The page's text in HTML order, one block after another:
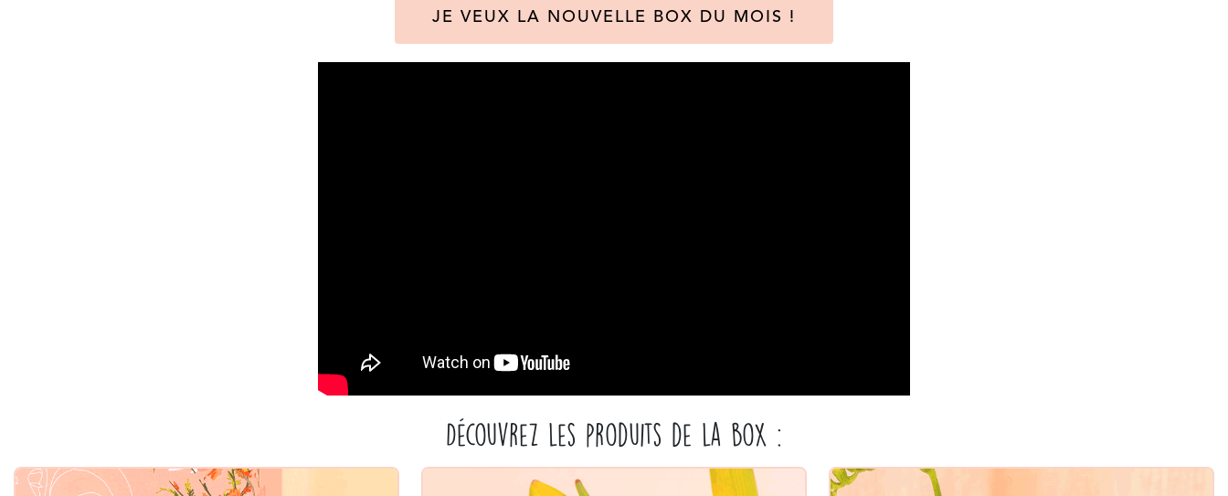
JE VEUX LA NOUVELLE BOX DU MOIS !
Découvrez les produits de la box :